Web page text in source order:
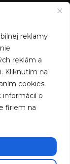
reklamy
reklám a
Kliknutím na
cookies.
informácií o
firiem na